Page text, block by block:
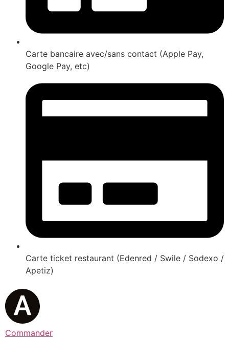
Carte bancaire avec/sans contact (Apple Pay,
Google Pay, etc)
Carte ticket restaurant (Edenred / Swile / Sodexo /
Apetiz)
Commander